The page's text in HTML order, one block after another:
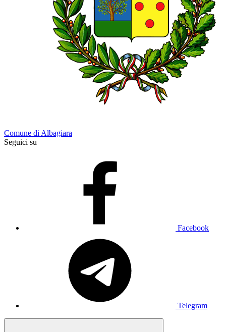
Comune di Albagiara
Seguici su
Facebook
Telegram